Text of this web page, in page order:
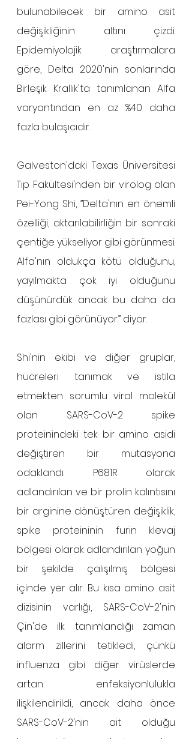
bulunabilecek bir amino asit
değişikliğinin altını çizdi.
Epidemiyolojik araştırmalara
göre, Delta 2020'nin sonlarında
Birleşik Krallık'ta tanımlanan Alfa
varyantından en az %40 daha
fazla bulaşıcıdır.
​​Galveston'daki Texas Üniversitesi
Tıp Fakültesi'nden bir virolog olan
Pei-Yong Shi, ”Delta'nın en önemli
özelliği, aktarılabilirliğin bir sonraki
çentiğe yükseliyor gibi görünmesi.
Alfa'nın oldukça kötü olduğunu,
yayılmakta çok iyi olduğunu
düşünürdük ancak bu daha da
fazlası gibi görünüyor.” diyor.
Shi'nin ekibi ve diğer gruplar,
hücreleri tanımak ve istila
etmekten sorumlu viral molekül
olan SARS-CoV-2 spike
proteinindeki tek bir amino asidi
değiştiren bir mutasyona
odaklandı. P681R olarak
adlandırılan ve bir prolin kalıntısını
bir arginine dönüştüren değişiklik,
spike proteininin furin klevaj
bölgesi olarak adlandırılan yoğun
bir şekilde çalışılmış bölgesi
içinde yer alır. Bu kısa amino asit
dizisinin varlığı, SARS-CoV-2'nin
Çin'de ilk tanımlandığı zaman
alarm zillerini tetikledi, çünkü
influenza gibi diğer virüslerde
artan enfeksiyonlulukla
ilişkilendirildi, ancak daha önce
SARS-CoV-2'nin ait olduğu